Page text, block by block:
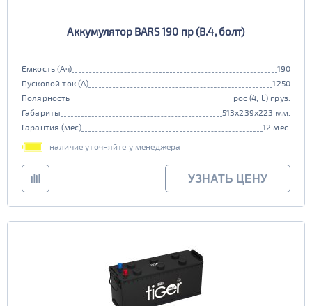
Аккумулятор BARS 190 пр (B.4, болт)
Емкость (Ач)
190
Пусковой ток (А)
1250
Полярность
рос (4, L) груз.
Габариты
513x239x223 мм.
Гарантия (мес)
12 мес.
наличие уточняйте у менеджера
УЗНАТЬ ЦЕНУ